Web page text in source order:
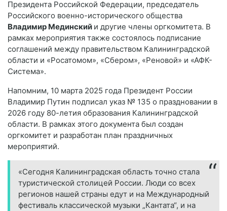
Президента Российской Федерации, председатель
Российского военно-исторического общества
Владимир Мединский и другие члены оргкомитета. В
рамках мероприятия также состоялось подписание
соглашений между правительством Калининградской
области и «Росатомом», «Сбером», «Реновой» и «АФК-
Система».
Напомним, 10 марта 2025 года Президент России
Владимир Путин подписал указ № 135 о праздновании в
2026 году 80-летия образования Калининградской
области. В рамках этого документа был создан
оргкомитет и разработан план праздничных
мероприятий.
«Сегодня Калининградская область точно стала
туристической столицей России. Люди со всех
регионов нашей страны едут и на Международный
фестиваль классической музыки „Кантата“, и на